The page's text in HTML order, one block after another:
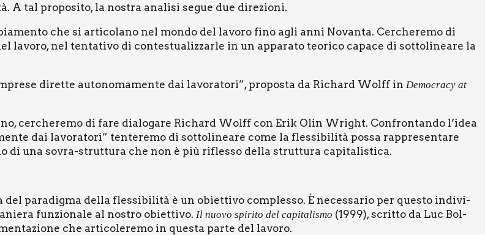
tal pro­po­si­to, la nostra ana­li­si segue due dire­zio­ni.
che si arti­co­la­no nel mon­do del lavo­ro fino agli anni Novan­ta. Cer­che­re­mo di
lavo­ro, nel ten­ta­ti­vo di con­te­stua­liz­zar­le in un appa­ra­to teo­ri­co capa­ce di sot­to­li­nea­re la
diret­te auto­no­ma­men­te dai lavo­ra­to­ri”, pro­po­sta da Richard Wol­ff in Demo­cra­cy at
cer­che­re­mo di fare dia­lo­ga­re Richard Wol­ff con Erik Olin Wright. Con­fron­tan­do l’idea
dai lavo­ra­to­ri” ten­te­re­mo di sot­to­li­nea­re come la fles­si­bi­li­tà pos­sa rap­pre­sen­ta­re
di una sovra-strut­tu­ra che non è più rifles­so del­la strut­tu­ra capi­ta­li­sti­ca.
para­dig­ma del­la fles­si­bi­li­tà è un obiet­ti­vo com­ples­so. È neces­sa­rio per que­sto indi­vi­
fun­zio­na­le al nostro obiet­ti­vo. Il nuo­vo spi­ri­to del capi­ta­li­smo (1999), scrit­to da Luc Bol­
che arti­co­le­re­mo in que­sta par­te del lavo­ro.